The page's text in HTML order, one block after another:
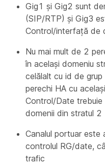
Gig1 și Gig2 sunt
(SIP/RTP) și Gig3
Control/interfață de
Nu mai mult de 2
în același domeniu
celălalt cu id de
perechi HA cu
Control/Date
domenii din stratul
Canalul portuar
controlul RG/date,
trafic